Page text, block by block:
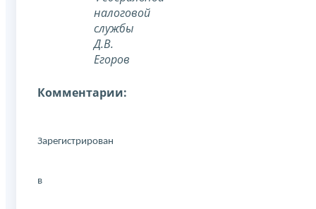
налоговой
службы
Д.В.
Егоров
Комментарии:
Зарегистрирован
в